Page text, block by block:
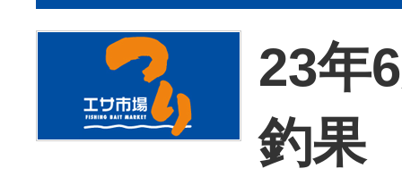
23年
釣果